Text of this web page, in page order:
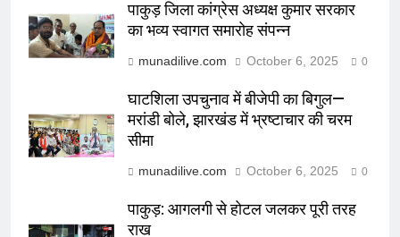
पाकुड़ जिला कांग्रेस अध्यक्ष कुमार सरकार
का भव्य स्वागत समारोह संपन्न
munadilive.com October 6, 2025 0
घाटशिला उपचुनाव में बीजेपी का बिगुल—
मरांडी बोले, झारखंड में भ्रष्टाचार की चरम
सीमा
munadilive.com October 6, 2025 0
पाकुड़: आगलगी से होटल जलकर पूरी तरह
राख